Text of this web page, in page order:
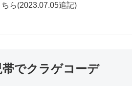
ら(2023.07.05追記)
でクラゲコーデ